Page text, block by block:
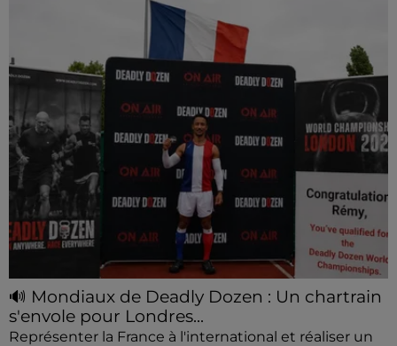
🔊 Mondiaux de Deadly Dozen : Un chartrain
s'envole pour Londres...
Représenter la France à l'international et réaliser un